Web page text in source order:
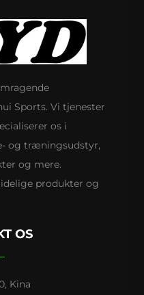
Sports. Vi tjenester
os i
og træningsudstyr,
og mere.
produkter og
OS
Kina